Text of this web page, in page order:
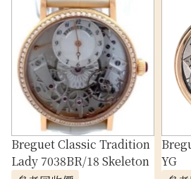
Breguet Classic Tradition
Lady 7038BR/18 Skeleton
YG